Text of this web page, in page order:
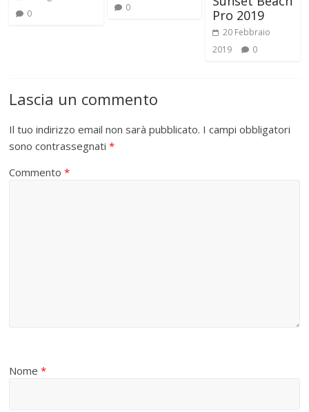
0
0
Pro 2019
20 Febbraio
2019
0
Lascia un commento
Il tuo indirizzo email non sarà pubblicato. I campi obbligatori
sono contrassegnati*
Commento*
Nome*